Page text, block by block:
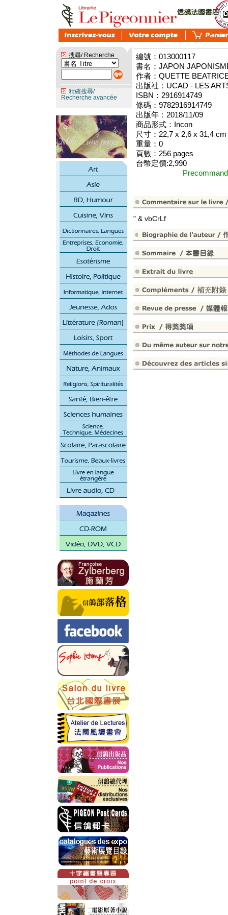
搜尋/ Recherche
精確搜尋/
Recherche avancée
編號：013000117
書名：JAPON
作者：QUETTE
出版社：UCAD - LES
ISBN：2916914749
條碼：9782916914749
出版年：2018/11/09
商品形式：Incon
尺寸：22,7 x 2,6 x 31,4 cm
重量：0
頁數：256 pages
台幣定價:2,990
" & vbCrLf